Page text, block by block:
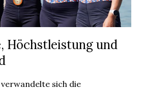
Höchstleistung und
verwandelte sich die